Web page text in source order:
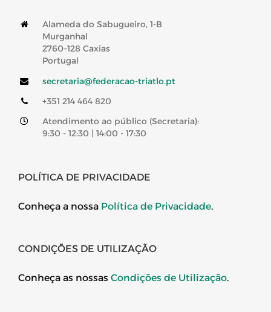
Alameda do Sabugueiro, 1-B
Murganhal
2760–128 Caxias
Portugal
secretaria@federacao-triatlo.pt
+351 214 464 820
Atendimento ao público (Secretaria):
9:30 - 12:30 | 14:00 - 17:30
POLÍTICA DE PRIVACIDADE
Conheça a nossa Política de Privacidade.
CONDIÇÕES DE UTILIZAÇÃO
Conheça as nossas Condições de Utilização.